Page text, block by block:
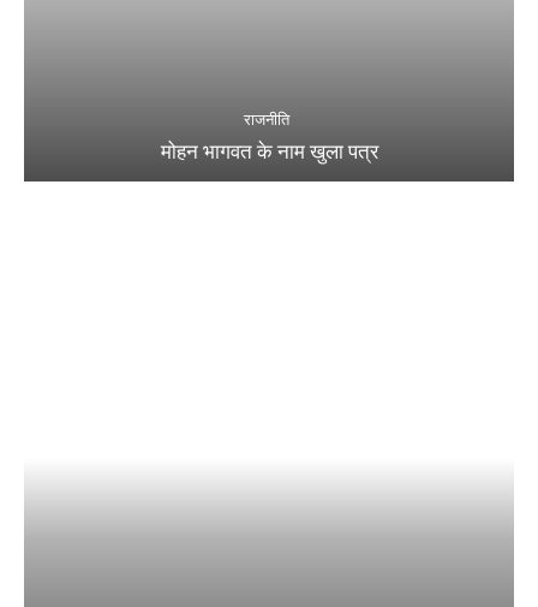
राजनीति
मोहन भागवत के नाम खुला पत्र